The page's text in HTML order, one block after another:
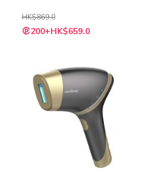
HK$869.0
特
殊 200+HK$659.0